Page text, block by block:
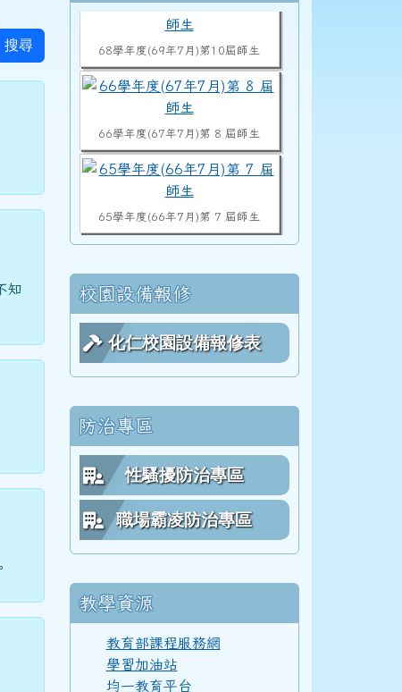
搜尋
知
68學年度(69年7月)第10屆師生
66學年度(67年7月)第 8 屆師生
65學年度(66年7月)第 7 屆師生
63學年度(64年7月)第 5 屆師生
62學年度(63年7月)第 4 屆師生合照
61學年度(62年7月)第 3 屆師生
60學年度(61年7月)第 2 屆師生
校園設備報修
化仁校園設備報修表
防治專區
性騷擾防治專區
職場霸凌防治專區
教學資源
教育部課程服務網
學習加油站
均一教育平台